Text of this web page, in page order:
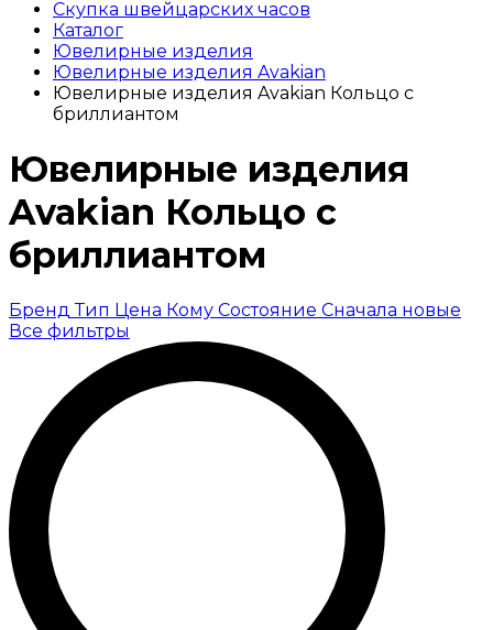
Скупка швейцарских часов
Каталог
Ювелирные изделия
Ювелирные изделия Avakian
Ювелирные изделия Avakian Кольцо с
бриллиантом
Ювелирные изделия
Avakian Кольцо с
бриллиантом
Бренд Тип Цена Кому Состояние Сначала новые
Все фильтры